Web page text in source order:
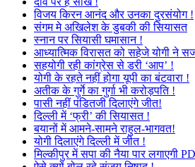
विजय किरन आनंद और उनका दुरसंयोग !
संगम मे अखिलेश के डुबकी की सियासत
स्नान पर सियासी घमासान !
आध्यात्मिक विरासत को सहेजे योगी ने
सहयोगी रही कांग्रेस से डरी ‘आप’ !
योगी के रहते नहीं होगा यूपी का बंटवारा !
अतीक के गुर्गे का गुर्गा भी करोड़पति !
पासी नहीं पंडितजी दिलाएंगे जीत!
दिल्ली में ‘फ्री’ की सियासत !
बयानों में आमने-सामने राहुल-भागवत!
योगी दिलाएंगे दिल्ली में जीत !
मिल्कीपुर में सपा की नैया पार लगाएगी